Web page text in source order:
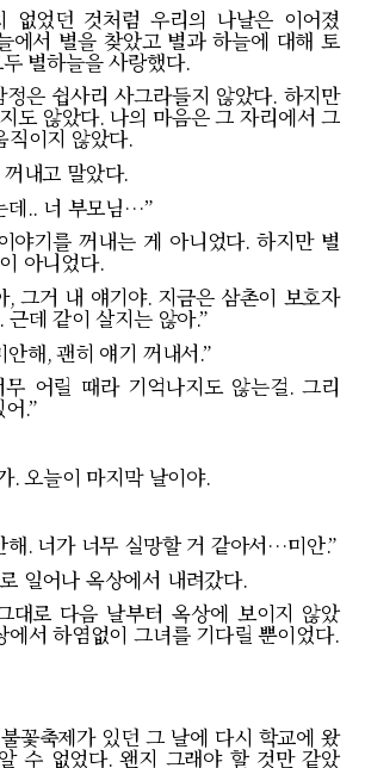
없었던 것처럼 우리의 나날은 이어졌
에서 별을 찾았고 별과 하늘에 대해 토
별하늘을 사랑했다.
은 쉽사리 사그라들지 않았다. 하지만
도 않았다.나의 마음은 그 자리에서 그
직이지 않았다.
내고 말았다.
데.. 너 부모님…”
야기를 꺼내는 게 아니었다.하지만 별
아니었다.
,그거 내 얘기야. 지금은 삼촌이 보호자
.근데 같이 살지는 않아.”
안해,괜히 얘기 꺼내서.”
무 어릴 때라 기억나지도 않는걸.그리
.”
.오늘이 마지막 날이야.
해. 너가 너무 실망할 거 같아서…미안.”
일어나 옥상에서 내려갔다.
대로 다음 날부터 옥상에 보이지 않았
에서 하염없이 그녀를 기다릴 뿐이었다.
꽃축제가 있던 그 날에 다시 학교에 왔
수 없었다.왠지 그래야 할 것만 같았